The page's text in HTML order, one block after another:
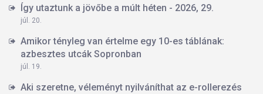
Így utaztunk a jövőbe a múlt héten - 2026, 29.
júl. 20.
Amikor tényleg van értelme egy 10-es táblának:
azbesztes utcák Sopronban
júl. 19.
Aki szeretne, véleményt nyilváníthat az e-rollerezés